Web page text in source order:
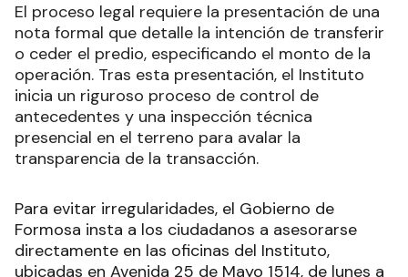
El proceso legal requiere la presentación de una
nota formal que detalle la intención de transferir
o ceder el predio, especificando el monto de la
operación. Tras esta presentación, el Instituto
inicia un riguroso proceso de control de
antecedentes y una inspección técnica
presencial en el terreno para avalar la
transparencia de la transacción.
Para evitar irregularidades, el Gobierno de
Formosa insta a los ciudadanos a asesorarse
directamente en las oficinas del Instituto,
ubicadas en Avenida 25 de Mayo 1514, de lunes a